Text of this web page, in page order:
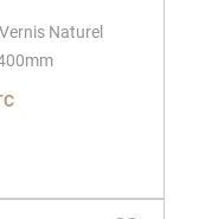
Naturel